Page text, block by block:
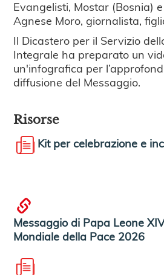
Evangelisti, Mostar (Bosnia)
Agnese Moro, giornalista,
Il Dicastero per il Servizio
Integrale ha preparato un
un'infografica per
diffusione del Messaggio.
Risorse
Kit per celebrazione e
Messaggio di Papa Leone
Mondiale della Pace 2026